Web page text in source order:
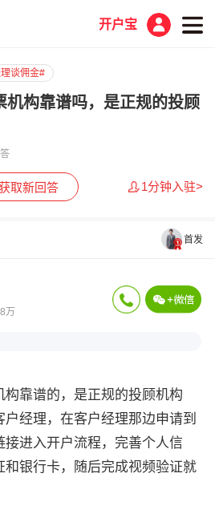
开户宝
谈佣金#
机构靠谱吗，是正规的投顾
取新回答 1分钟入驻>
首发
万
靠谱的，是正规的投顾机构
经理，在客户经理那边申请到
进入开户流程，完善个人信
和银行卡，随后完成视频验证就